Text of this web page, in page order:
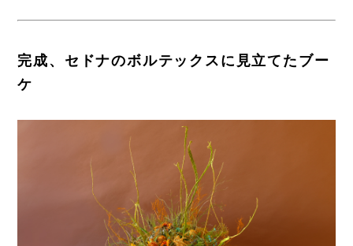
完成、セドナのボルテックスに見立てたブー
ケ